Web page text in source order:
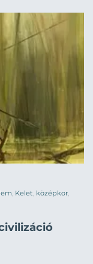
, Kelet, középkor,